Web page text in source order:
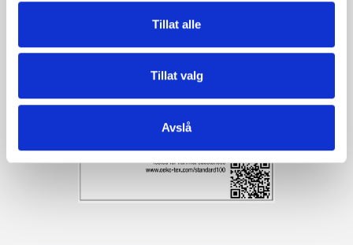
Tillat alle
Tillat valg
Avslå